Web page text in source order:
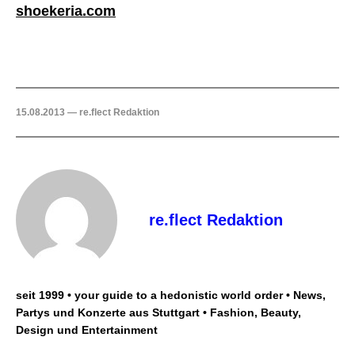
shoekeria.com
15.08.2013 — re.flect Redaktion
re.flect Redaktion
seit 1999 • your guide to a hedonistic world order • News,
Partys und Konzerte aus Stuttgart • Fashion, Beauty,
Design und Entertainment